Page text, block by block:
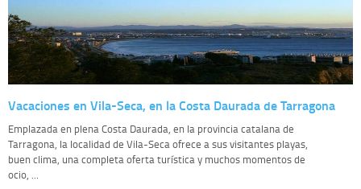
Vacaciones en Vila-Seca, en la Costa Daurada de Tarragona
Emplazada en plena Costa Daurada, en la provincia catalana de
Tarragona, la localidad de Vila-Seca ofrece a sus visitantes playas,
buen clima, una completa oferta turística y muchos momentos de
ocio, ...